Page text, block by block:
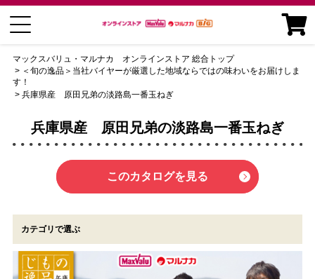
マックスバリュ・マルナカ オンラインストア 総合トップ
＜旬の逸品＞当社バイヤーが厳選した地域ならではの味わいをお届けしま
す！
兵庫県産 原田兄弟の淡路島一番玉ねぎ
兵庫県産 原田兄弟の淡路島一番玉ねぎ
このカタログを見る
カテゴリで選ぶ